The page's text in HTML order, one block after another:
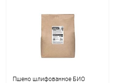
Пшено шлифованное БИО